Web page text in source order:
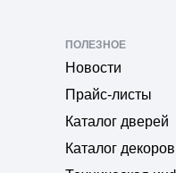
ПОЛЕЗНОЕ
Новости
Прайс-листы
Каталог дверей
Каталог декоров